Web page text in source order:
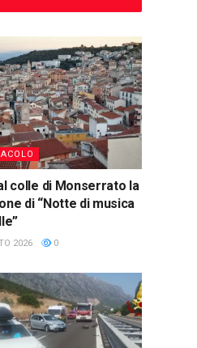
colle di Monserrato la
di “Notte di musica
2026 0